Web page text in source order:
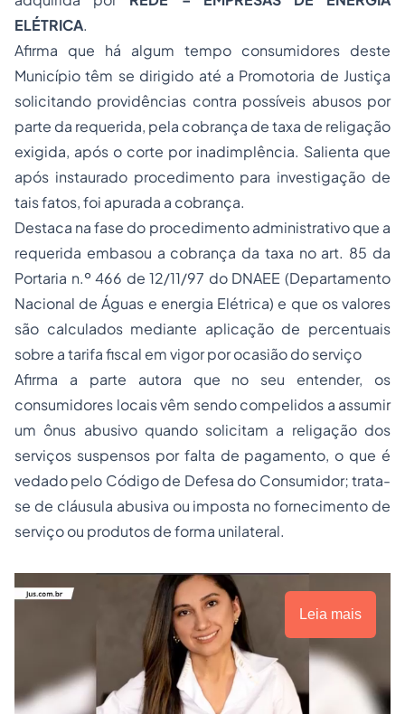
ELÉTRICA.
Afirma que há algum tempo consumidores deste
Município têm se dirigido até a Promotoria de Justiça
solicitando providências contra possíveis abusos por
parte da requerida, pela cobrança de taxa de religação
exigida, após o corte por inadimplência. Salienta que
após instaurado procedimento para investigação de
tais fatos, foi apurada a cobrança.
Destaca na fase do procedimento administrativo que a
requerida embasou a cobrança da taxa no art. 85 da
Portaria n.º 466 de 12/11/97 do DNAEE (Departamento
Nacional de Águas e energia Elétrica) e que os valores
são calculados mediante aplicação de percentuais
sobre a tarifa fiscal em vigor por ocasião do serviço
Afirma a parte autora que no seu entender, os
consumidores locais vêm sendo compelidos a assumir
um ônus abusivo quando solicitam a religação dos
serviços suspensos por falta de pagamento, o que é
vedado pelo Código de Defesa do Consumidor; trata-
se de cláusula abusiva ou imposta no fornecimento de
serviço ou produtos de forma unilateral.
Leia mais